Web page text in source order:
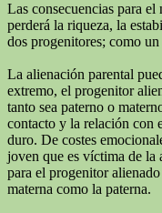
Las consecuencias para
perderá la riqueza, la
dos progenitores; como
La alienación parental
extremo, el progenitor
tanto sea paterno o
contacto y la relación con
duro. De costes
joven que es víctima de
para el progenitor
materna como la paterna.